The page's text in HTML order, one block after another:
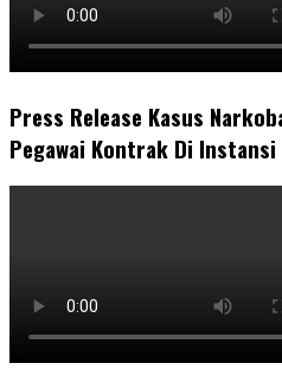
Press Release Kasus
Pegawai Kontrak Di